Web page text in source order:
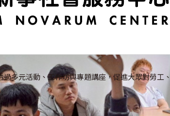
過多元活動、工作坊與專題講座，促進大眾對勞